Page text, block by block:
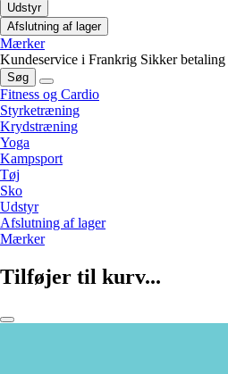
Udstyr
Afslutning af lager
Mærker
Kundeservice i Frankrig Sikker betaling
Søg
Fitness og Cardio
Styrketræning
Krydstræning
Yoga
Kampsport
Tøj
Sko
Udstyr
Afslutning af lager
Mærker
Tilføjer til kurv...